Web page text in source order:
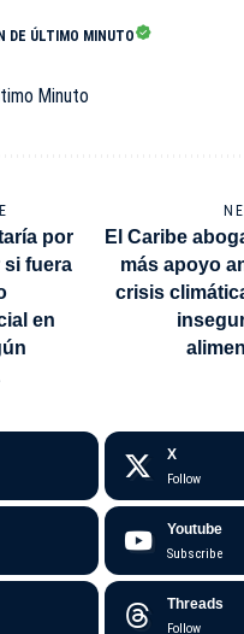
DE ÚLTIMO MINUTO
Minuto
por
fuera
en
El Caribe
más apoyo
crisis
X
Follow
Youtube
Subscribe
Threads
Follow